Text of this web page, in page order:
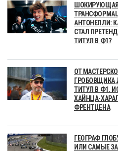
ШОКИРУЮЩАЯ
АНТОНЕЛЛИ:
СТАЛ
ТИТУЛ В Ф1?
ОТ
ГРОБОВЩИКА
ТИТУЛ В Ф1.
ХАЙНЦА-
ФРЕНТЦЕНА
ГЕОГРАФ
ИЛИ САМЫЕ